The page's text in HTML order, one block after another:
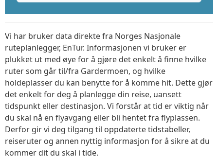
Vi har bruker data direkte fra Norges Nasjonale
ruteplanlegger, EnTur. Informasjonen vi bruker er
plukket ut med øye for å gjøre det enkelt å finne hvilke
ruter som går til/fra Gardermoen, og hvilke
holdeplasser du kan benytte for å komme hit. Dette gjør
det enkelt for deg å planlegge din reise, uansett
tidspunkt eller destinasjon. Vi forstår at tid er viktig når
du skal nå en flyavgang eller bli hentet fra flyplassen.
Derfor gir vi deg tilgang til oppdaterte tidstabeller,
reiseruter og annen nyttig informasjon for å sikre at du
kommer dit du skal i tide.